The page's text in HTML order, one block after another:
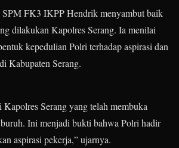
SPM FK3 IKPP Hendrik menyambut baik
dilakukan Kapolres Serang. Ia menilai
kepedulian Polri terhadap aspirasi dan
Kabupaten Serang.
Kapolres Serang yang telah membuka
Ini menjadi bukti bahwa Polri hadir
aspirasi pekerja,” ujarnya.